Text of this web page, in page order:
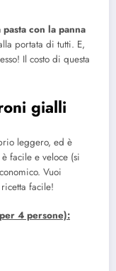
pasta con la panna
portata di tutti. E,
Il costo di questa
gialli
leggero, ed è
facile e veloce (si
Vuoi
facile!
4 persone):